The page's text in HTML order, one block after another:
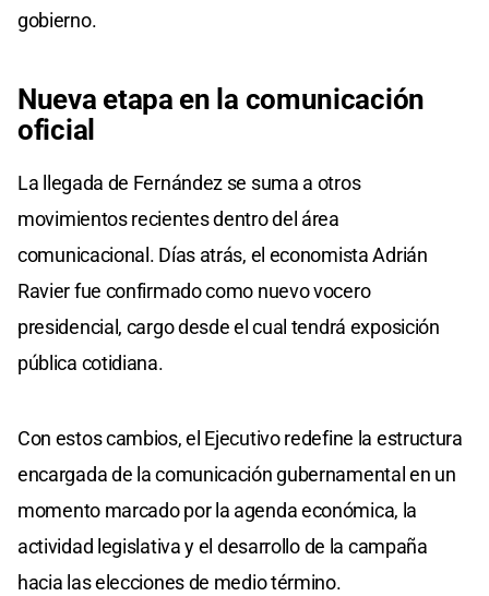
gobierno.
Nueva etapa en la comunicación
oficial
La llegada de Fernández se suma a otros
movimientos recientes dentro del área
comunicacional. Días atrás, el economista Adrián
Ravier fue confirmado como nuevo vocero
presidencial, cargo desde el cual tendrá exposición
pública cotidiana.
Con estos cambios, el Ejecutivo redefine la estructura
encargada de la comunicación gubernamental en un
momento marcado por la agenda económica, la
actividad legislativa y el desarrollo de la campaña
hacia las elecciones de medio término.